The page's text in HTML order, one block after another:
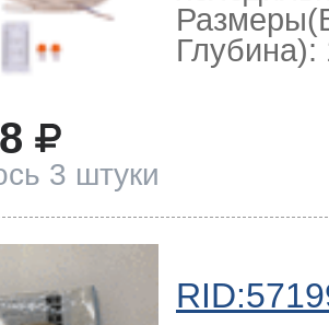
Глубина):
3 штуки